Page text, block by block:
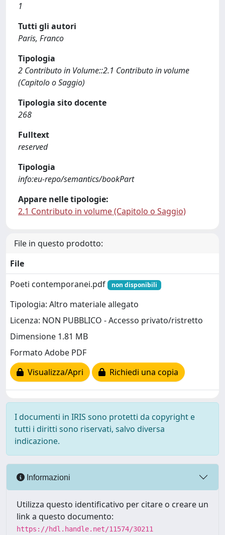
1
Tutti gli autori
Paris, Franco
Tipologia
2 Contributo in Volume::2.1 Contributo in volume
(Capitolo o Saggio)
Tipologia sito docente
268
Fulltext
reserved
Tipologia
info:eu-repo/semantics/bookPart
Appare nelle tipologie:
2.1 Contributo in volume (Capitolo o Saggio)
File in questo prodotto:
File
Poeti contemporanei.pdf
non disponibili
Tipologia: Altro materiale allegato
Licenza: NON PUBBLICO - Accesso privato/ristretto
Dimensione 1.81 MB
Formato Adobe PDF
Visualizza/Apri
Richiedi una copia
I documenti in IRIS sono protetti da copyright e
tutti i diritti sono riservati, salvo diversa
indicazione.
Informazioni
Utilizza questo identificativo per citare o creare un
link a questo documento:
https://hdl.handle.net/11574/30211